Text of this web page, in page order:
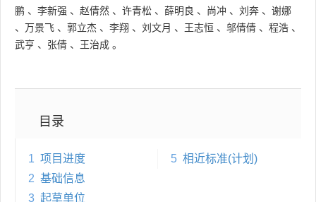
鹏 、 李新强 、 赵倩然 、 许青松 、 薛明良 、 尚冲 、 刘奔 、 谢娜
、 万景飞 、 郭立杰 、 李翔 、 刘文月 、 王志恒 、 邬倩倩 、 程浩 、
武亨 、 张倩 、 王治成 。
目录
1 项目进度
2 基础信息
3 起草单位
5 相近标准(计划)